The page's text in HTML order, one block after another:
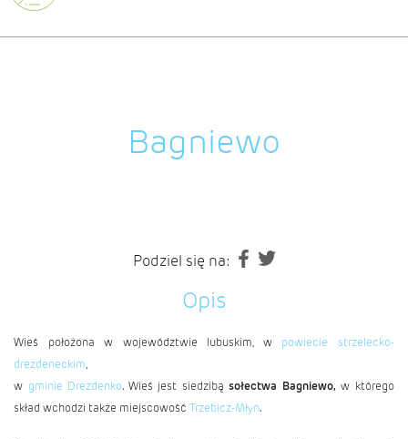
Bagniewo
Podziel się na:
Opis
Wieś położona w województwie lubuskim, w powiecie strzelecko-
drezdeneckim,
w gminie Drezdenko. Wieś jest siedzibąsołectwa Bagniewo, w którego
skład wchodzi także miejscowość Trzebicz-Młyn.